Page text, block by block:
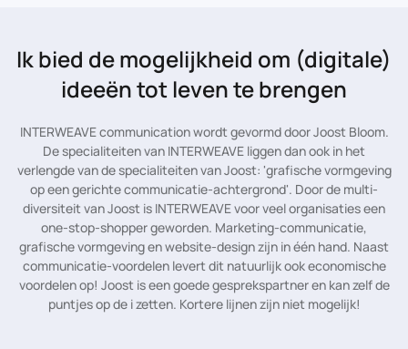
Ik bied de mogelijkheid om (digitale)
ideeën tot leven te brengen
INTERWEAVE communication wordt gevormd door Joost Bloom.
De specialiteiten van INTERWEAVE liggen dan ook in het
verlengde van de specialiteiten van Joost: 'grafische vormgeving
op een gerichte communicatie-achtergrond'. Door de multi-
diversiteit van Joost is INTERWEAVE voor veel organisaties een
one-stop-shopper geworden. Marketing-communicatie,
grafische vormgeving en website-design zijn in één hand. Naast
communicatie-voordelen levert dit natuurlijk ook economische
voordelen op! Joost is een goede gesprekspartner en kan zelf de
puntjes op de i zetten. Kortere lijnen zijn niet mogelijk!